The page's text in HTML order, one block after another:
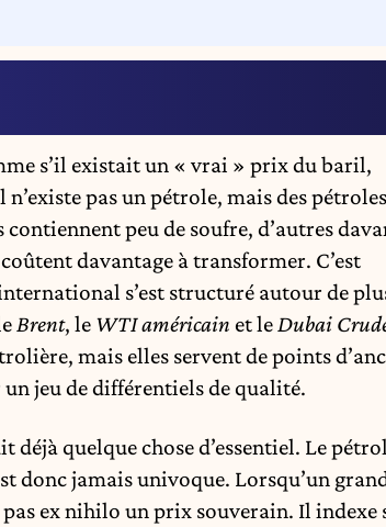
s’il existait un « vrai » prix du baril,
pas un pétrole, mais des
peu de soufre, d’autres
davantage à transformer. C’est
s’est structuré autour de
Brent, le WTI américain et le Dubai
mais elles servent de points
jeu de différentiels de qualité.
quelque chose d’essentiel. Le
donc jamais univoque. Lorsqu’un
ex nihilo un prix souverain. Il indexe